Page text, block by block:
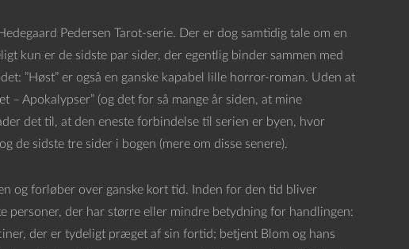
Pedersen Tarot-serie. Der er dog samtidig tale om en
kun er de sidste par sider, der egentlig binder sammen med
”Høst” er også en ganske kapabel lille horror-roman. Uden at
– Apokalypser” (og det for så mange år siden, at mine
det til, at den eneste forbindelse til serien er byen, hvor
de sidste tre sider i bogen (mere om disse senere).
og forløber over ganske kort tid. Inden for den tid bliver
der har større eller mindre betydning for handlingen:
der er tydeligt præget af sin fortid; betjent Blom og hans